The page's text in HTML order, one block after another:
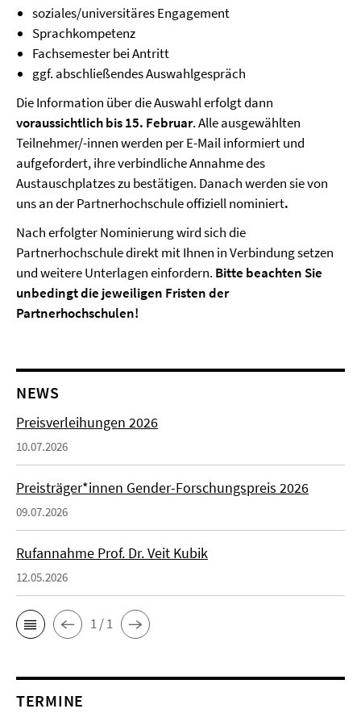
soziales/universitäres Engagement
Sprachkompetenz
Fachsemester bei Antritt
ggf. abschließendes Auswahlgespräch
Die Information über die Auswahl erfolgt dann
voraussichtlich bis 15. Februar. Alle ausgewählten
Teilnehmer/-innen werden per E-Mail informiert und
aufgefordert, ihre verbindliche Annahme des
Austauschplatzes zu bestätigen. Danach werden sie von
uns an der Partnerhochschule offiziell nominiert.
Nach erfolgter Nominierung wird sich die
Partnerhochschule direkt mit Ihnen in Verbindung setzen
und weitere Unterlagen einfordern. Bitte beachten Sie
unbedingt die jeweiligen Fristen der
Partnerhochschulen!
NEWS
Preisverleihungen 2026
10.07.2026
Preisträger*innen Gender-Forschungspreis 2026
09.07.2026
Rufannahme Prof. Dr. Veit Kubik
12.05.2026
1 / 1
TERMINE